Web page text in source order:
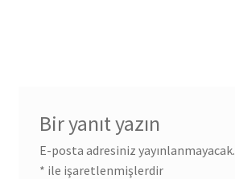
Bir yanıt yazın
E-posta adresiniz yayınlanmayacak.
* ile işaretlenmişlerdir